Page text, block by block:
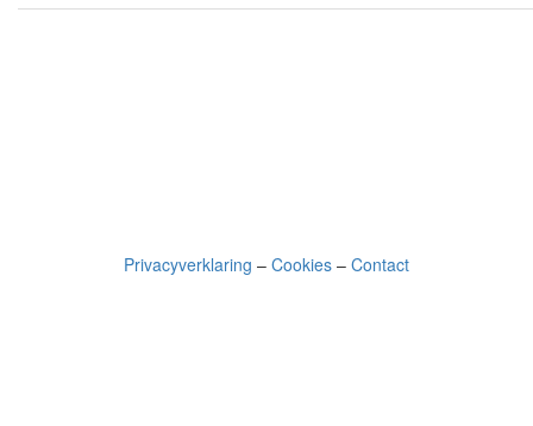
Privacyverklaring – Cookies – Contact